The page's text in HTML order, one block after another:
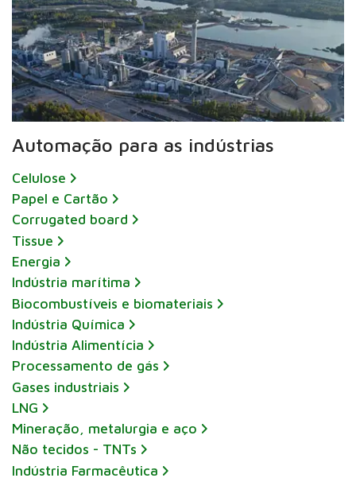
Automação para as indústrias
Celulose
Papel e Cartão
Corrugated board
Tissue
Energia
Indústria marítima
Biocombustíveis e biomateriais
Indústria Química
Indústria Alimentícia
Processamento de gás
Gases industriais
LNG
Mineração, metalurgia e aço
Não tecidos - TNTs
Indústria Farmacêutica